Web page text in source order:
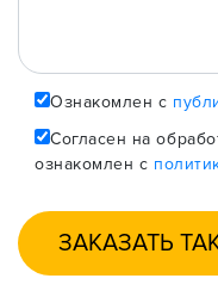
Ознакомлен с
Согласен на
ознакомлен с